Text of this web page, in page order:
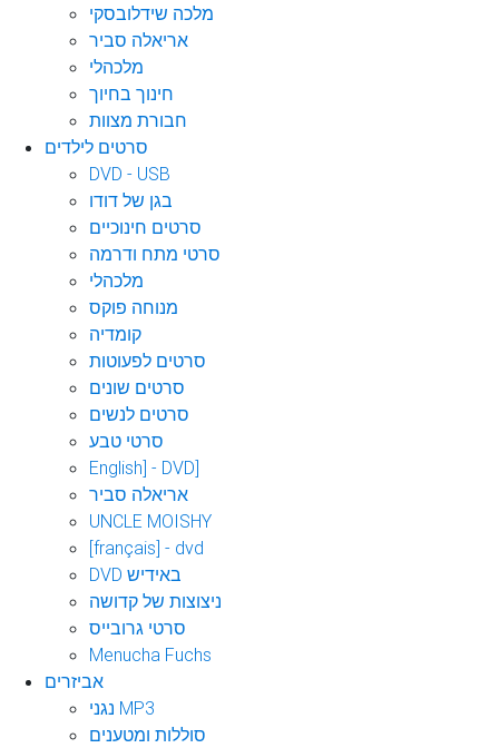
מלכה שידלובסקי
אריאלה סביר
מלכהלי
חינוך בחיוך
חבורת מצוות
סרטים לילדים
DVD - USB
בגן של דודו
סרטים חינוכיים
סרטי מתח ודרמה
מלכהלי
מנוחה פוקס
קומדיה
סרטים לפעוטות
סרטים שונים
סרטים לנשים
סרטי טבע
English] - DVD]
אריאלה סביר
UNCLE MOISHY
[français] - dvd
DVD באידיש
ניצוצות של קדושה
סרטי גרובייס
Menucha Fuchs
אביזרים
נגני MP3
סוללות ומטענים